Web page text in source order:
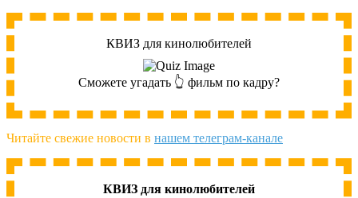
КВИЗ для кинолюбителей
Сможете угадать 👆 фильм по кадру?
Читайте свежие новости в нашем телеграм-канале
КВИЗ для кинолюбителей